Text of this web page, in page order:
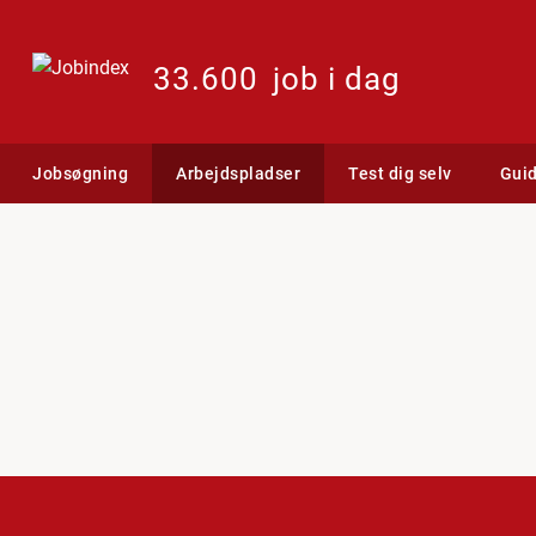
33.600 job i dag
Jobsøgning Arbejdspladser Test dig selv